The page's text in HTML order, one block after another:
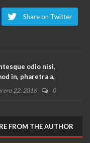
Share on Twitter
odio nisi,
in, pharetra a,
in, diam.
22, 2016 0
FROM THE AUTHOR